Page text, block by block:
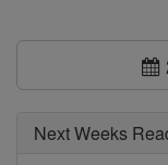
Next Weeks